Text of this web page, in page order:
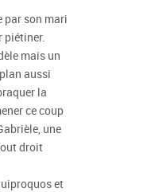
par son mari
piétiner.
mais un
aussi
la
ce coup
une
droit
et